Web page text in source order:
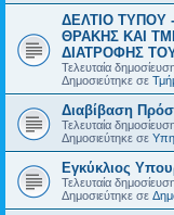
ΔΕΛΤΙΟ ΤΥΠΟΥ
ΘΡΑΚΗΣ ΚΑΙ
ΔΙΑΤΡΟΦΗΣ
Τελευταία
Δημοσιεύτηκε σε
Διαβίβαση
Τελευταία
Δημοσιεύτηκε σε
Εγκύκλιος
Τελευταία
Δημοσιεύτηκε σε